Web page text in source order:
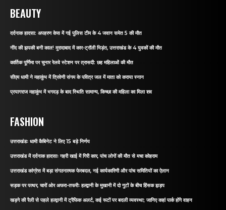
BEAUTY
दर्दनाक हादसा: अपहरण केस में गई पुलिस टीम के 4 जवान समेत 5 की मौत
नींद की झपकी बनी काल! मुरादाबाद में कार-ट्रॉली भिड़ंत, उत्तराखंड के 4 युवकों की मौत
कार्तिक पूर्णिमा पर चुनार रेलवे स्टेशन पर त्रासदी: छह महिलाओं की मौत
सीएम धामी ने महाकुंभ में त्रिवेणी संगम के पवित्र जल में माता को कराया स्नान
प्रयागराज महाकुंभ में भगदड़ के बाद स्थिति सामान्य, किच्छा की महिला का मिला शव
FASHION
उत्तराखंडः धामी कैबिनेट ने लिए 15 बड़े निर्णय
उत्तराखंड में दर्दनाक हादसाः गहरी खाई में गिरी कार, पांच लोगों की मौत से मचा कोहराम
उत्तराखंड कांग्रेस में बड़ा संगठनात्मक फेरबदल, नई कार्यकारिणी और पांच समितियों का ऐलान
सड़क पर पत्थर, चारों ओर अफरा-तफरीः हल्द्वानी के मुखानी में दो गुटों के बीच हिंसक झड़प
खड़गे की रैली से पहले हल्द्वानी में ट्रैफिक अलर्ट, कई रूटों पर बदली व्यवस्था; जानिए कहां पार्क होंगे वाहन